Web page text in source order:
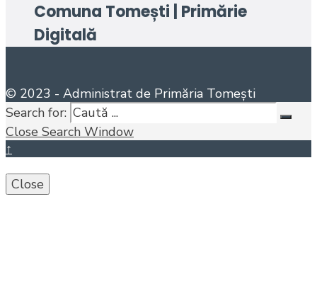
Comuna Tomești | Primărie
Digitală
© 2023 - Administrat de Primăria Tomești
Search for:
Close Search Window
↑
Close